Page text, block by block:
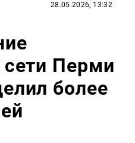
28.05.2026, 13:32
Перми
более